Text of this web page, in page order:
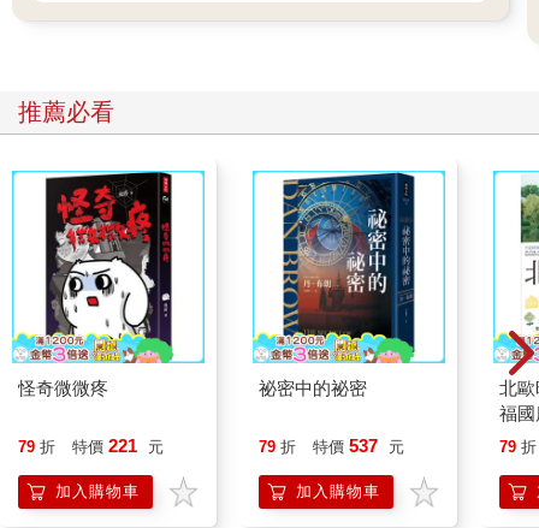
面無血色地後悔也來不及了。酒醉狀態下做出的約定，是人生破
子，那麼大的鼾聲，除了你的妻子以外沒有任何女人能夠忍受。
在法國不受歡迎，在丹麥也一定有非你不嫁的漂亮姑娘在等著
你，這就交給爸爸，你只要記得不要太自戀就好。年輕時候的風
花雪月，不在於你得到多少女人的心，而在展現自己的男人味，
所以要把自戀當作最大的敵人。那麼，接下來是──
雷爾提斯：接下來是賭博。如果輸了五兩就笑一笑回家去，但絕
對不能靠這個賺錢。
波洛涅斯：接著是──
雷爾提斯：接著是服裝。要穿質料好的襯衫，不要穿太鮮豔的上
衣。
雷爾提斯：接著是不要忘記帶伴手禮給舍監太太，但也不要跟她
太親近。
波洛涅斯：接著是──
雷爾提斯：要寫日記、要記得買乾糧、要時常拔鼻毛……啊，船
推薦必看
怪奇微微疼
79 折 特價 221 元
加入購物車
祕密中的祕密
79 折 特價 537 元
加入購物車
北
福
79 折